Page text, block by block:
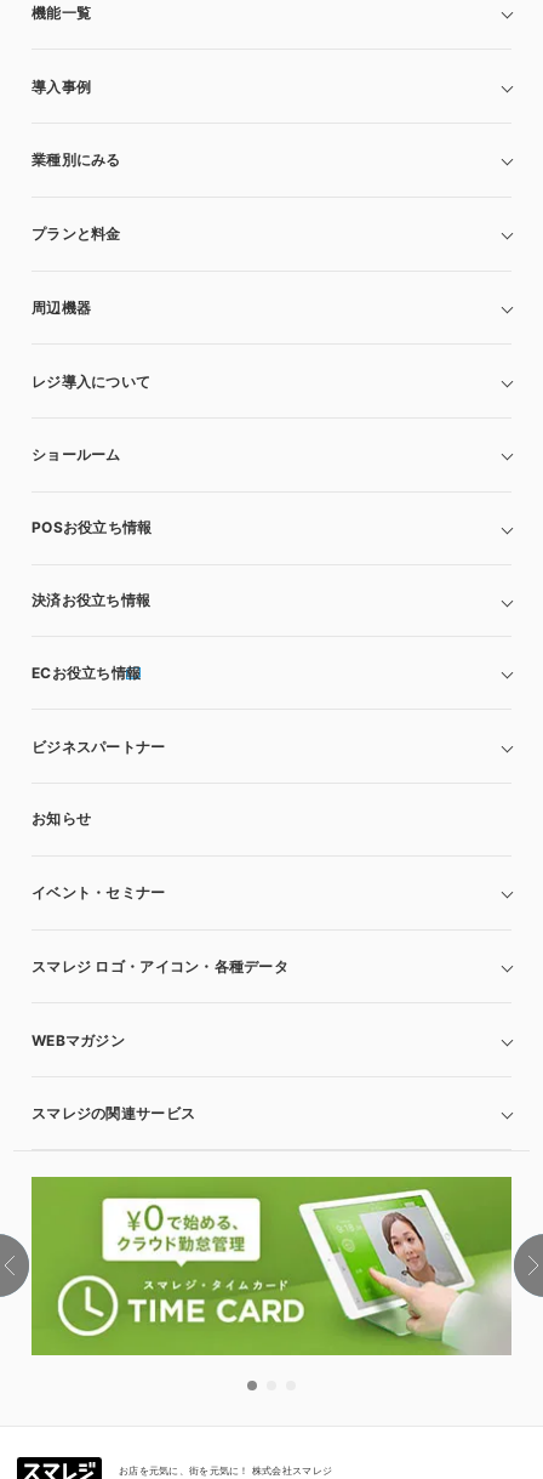
機能一覧
導入事例
業種別にみる
プランと料金
周辺機器
レジ導入について
ショールーム
POSお役立ち情報
決済お役立ち情報
ECお役立ち情報
ビジネスパートナー
お知らせ
イベント・セミナー
スマレジ ロゴ・アイコン・各種データ
WEBマガジン
スマレジの関連サービス
お店を元気に、街を元気に！ 株式会社スマレジ